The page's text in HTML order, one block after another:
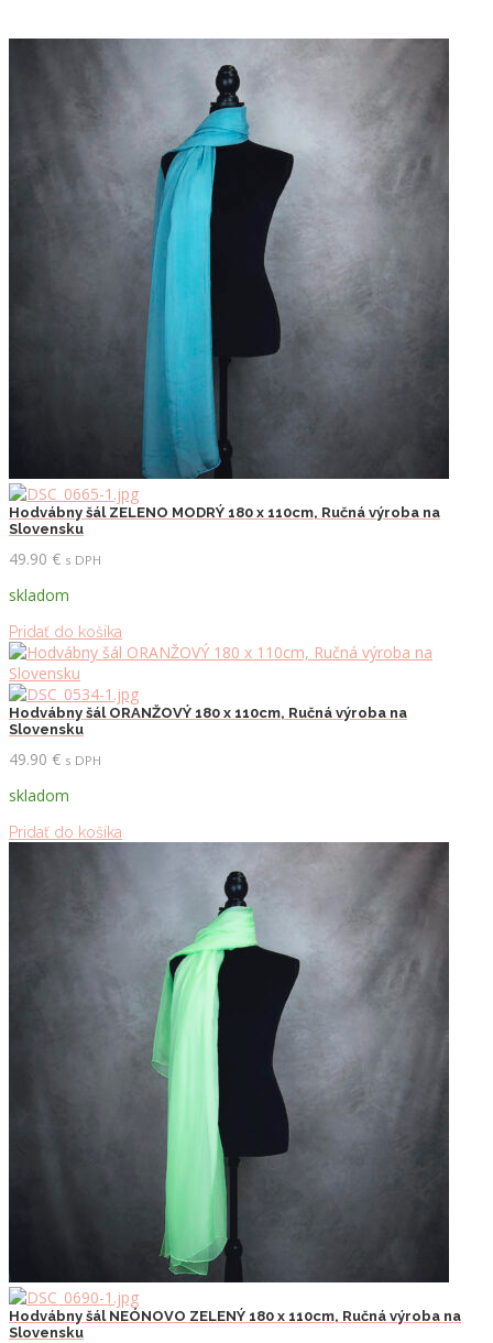
Hodvábny šál ZELENO MODRÝ 180 x 110cm, Ručná výroba na
Slovensku
49.90 € s DPH
skladom
Pridať do košíka
Hodvábny šál ORANŽOVÝ 180 x 110cm, Ručná výroba na
Slovensku
49.90 € s DPH
skladom
Pridať do košíka
Hodvábny šál NEÓNOVO ZELENÝ 180 x 110cm, Ručná výroba na
Slovensku